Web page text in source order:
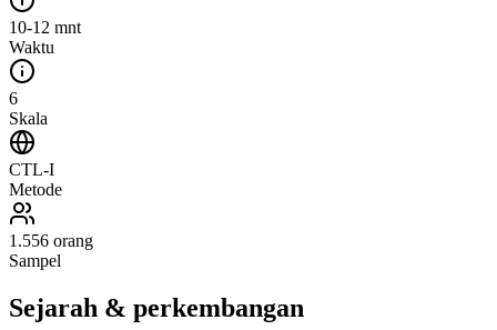
10-12 mnt
Waktu
6
Skala
CTL-I
Metode
1.556 orang
Sampel
Sejarah & perkembangan